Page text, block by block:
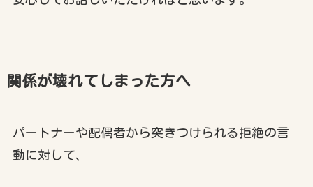
関係が壊れてしまった方へ
パートナーや配偶者から突きつけられる拒絶の言
動に対して、